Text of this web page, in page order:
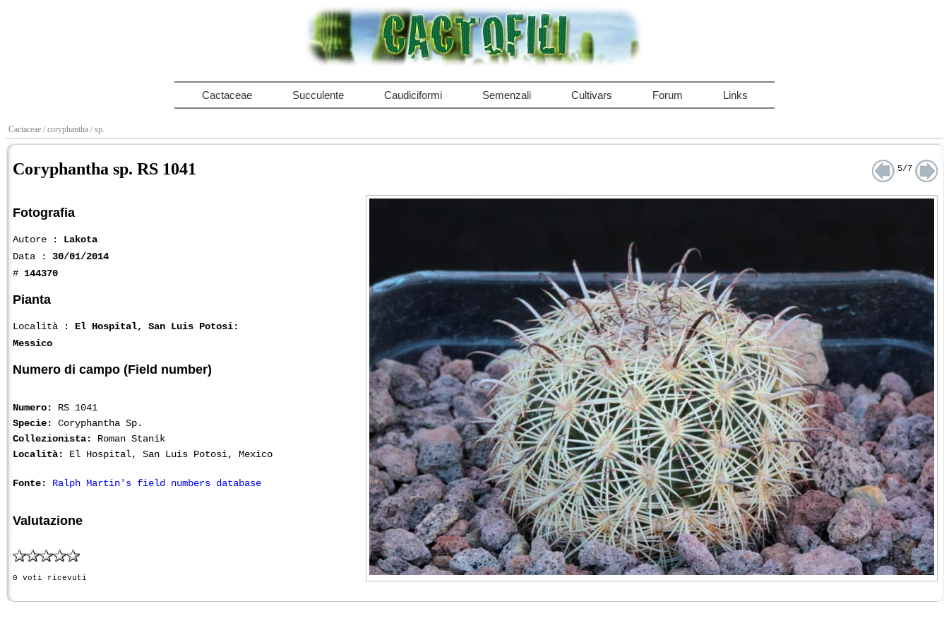
Cactaceae Succulente Caudiciformi Semenzali Cultivars Forum Links
Cactaceae / coryphantha / sp.
Coryphantha sp. RS 1041 5/7
Fotografia
Autore : Lakota
Data : 30/01/2014
# 144370
Pianta
Località : El Hospital, San Luis Potosi:
Messico
Numero di campo (Field number)
Numero:
RS 1041
Specie:
Coryphantha Sp.
Collezionista:
Roman Staník
Località:
El Hospital, San Luis Potosi, Mexico
Fonte: Ralph Martin's field numbers database
Valutazione
0 voti ricevuti